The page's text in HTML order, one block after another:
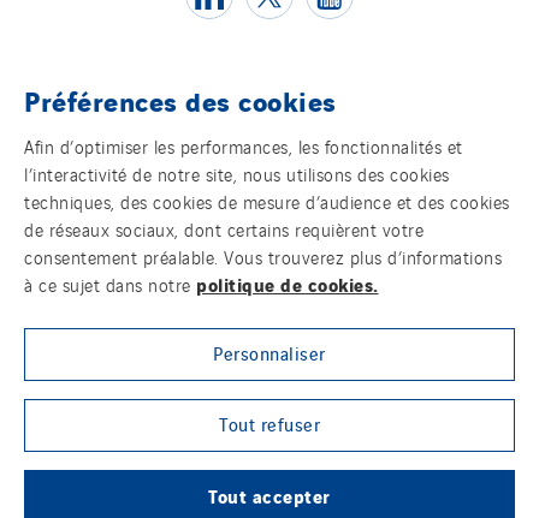
Témoins
Mentions légales
Politique de confidentialité des données
Contact
Plan d’accessibilité 2026-2029 | Instech
Télécommunication – Axians Canada
Sites du groupe
Schuh Bodentechnik
SCIE Puy de Dome
SDEL Atlantis
SDEL Grand Ouest
SDEL Navis
SDEL Rouergue
SDEL Transport
SDEL Transport Services
Sedam
Préférences des cookies
Afin d’optimiser les performances, les fonctionnalités et
l’interactivité de notre site, nous utilisons des cookies
techniques, des cookies de mesure d’audience et des cookies
de réseaux sociaux, dont certains requièrent votre
consentement préalable. Vous trouverez plus d’informations
à ce sujet dans notre politique de cookies.
Personnaliser
Tout refuser
Tout accepter